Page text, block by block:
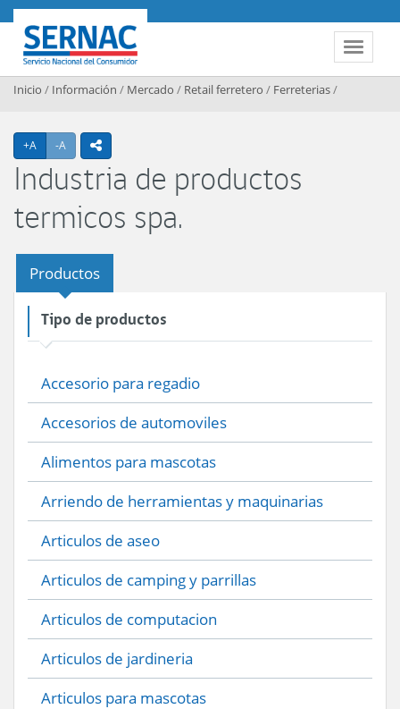
Contenido principal
Toggle
SERNAC
Inicio / Información / Mercado / Retail ferretero / Ferreterias/
+A Agrandar texto
-A Achicar textoicono compartir
Industria de productos
termicos spa.
Productos
Tipo de productos
Accesorio para regadio
Accesorios de automoviles
Alimentos para mascotas
Arriendo de herramientas y maquinarias
Articulos de aseo
Articulos de camping y parrillas
Articulos de computacion
Articulos de jardineria
Articulos para mascotas